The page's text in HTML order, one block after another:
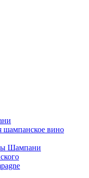
шампанское вино
Шампани